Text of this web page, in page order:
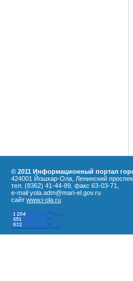
© 2011 Информационный портал
424001 Йошкар-Ола, Ленинский
тел. (8362) 41-44-89, факс 63-03-71,
e-mail yola.adm@mari-el.gov.ru
сайт www.i-ola.ru